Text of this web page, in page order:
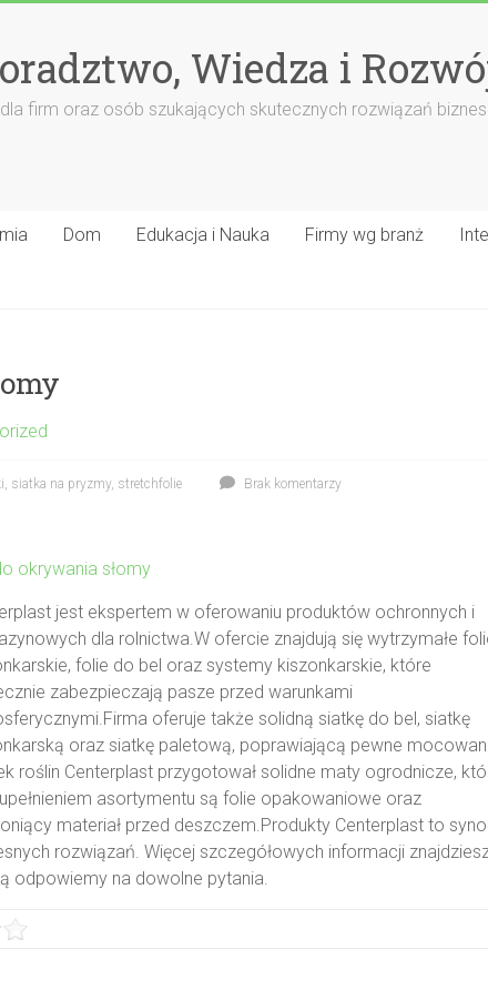
Wiedza i
firm oraz osób szukających skutecznych rozwiązań
Dom Edukacja i Nauka Firmy wg branż
, siatka na pryzmy, stretchfolie Brak komentarzy
okrywania słomy
jest ekspertem w oferowaniu produktów ochronnych i
dla rolnictwa.W ofercie znajdują się wytrzymałe
folie do bel oraz systemy kiszonkarskie, które
zabezpieczają pasze przed warunkami
oferuje także solidną siatkę do bel, siatkę
oraz siatkę paletową, poprawiającą pewne
roślin Centerplast przygotował solidne maty ogrodnicze,
asortymentu są folie opakowaniowe oraz
materiał przed deszczem.Produkty Centerplast to
rozwiązań. Więcej szczegółowych informacji
odpowiemy na dowolne pytania.